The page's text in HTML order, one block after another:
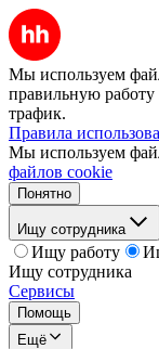
Мы используем
правильную работу
трафик.
Правила
Мы используем
файлов cookie
Понятно
Ищу сотрудника
Ищу работу
Ищу сотрудника
Сервисы
Помощь
Ещё